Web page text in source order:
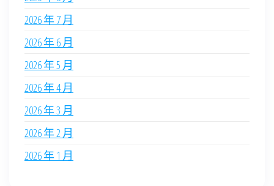
2026 年 7 月
2026 年 6 月
2026 年 5 月
2026 年 4 月
2026 年 3 月
2026 年 2 月
2026 年 1 月